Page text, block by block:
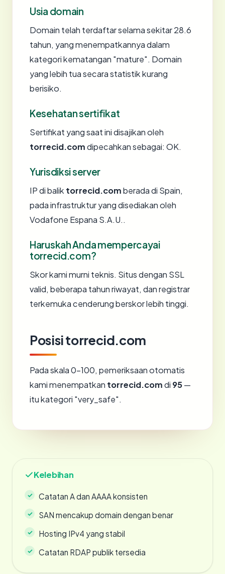
Usia domain
Domain telah terdaftar selama sekitar 28.6
tahun, yang menempatkannya dalam
kategori kematangan "mature". Domain
yang lebih tua secara statistik kurang
berisiko.
Kesehatan sertifikat
Sertifikat yang saat ini disajikan oleh
torrecid.comdipecahkan sebagai: OK.
Yurisdiksi server
IP di balik torrecid.comberada di Spain,
pada infrastruktur yang disediakan oleh
Vodafone Espana S.A.U..
Haruskah Anda mempercayai
torrecid.com?
Skor kami murni teknis. Situs dengan SSL
valid, beberapa tahun riwayat, dan registrar
terkemuka cenderung berskor lebih tinggi.
Posisi torrecid.com
Pada skala 0-100, pemeriksaan otomatis
kami menempatkan torrecid.comdi 95—
itu kategori "very_safe".
Kelebihan
Catatan A dan AAAA konsisten
SAN mencakup domain dengan benar
Hosting IPv4 yang stabil
Catatan RDAP publik tersedia